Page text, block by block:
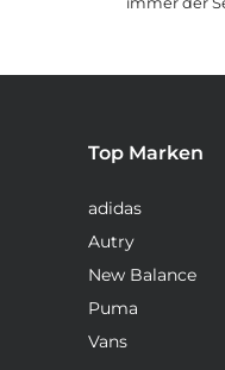
Top Marken
adidas
Autry
New Balance
Puma
Vans